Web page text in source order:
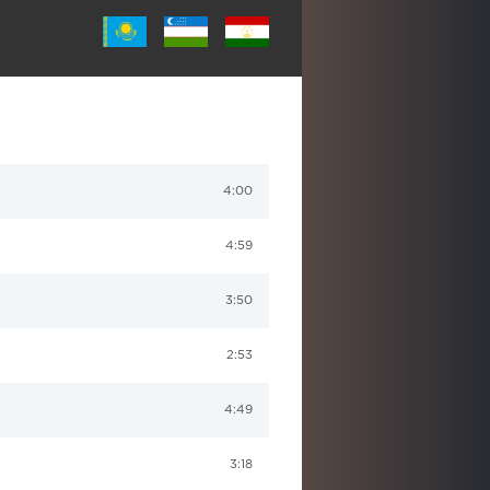
4:00
4:59
3:50
2:53
4:49
3:18